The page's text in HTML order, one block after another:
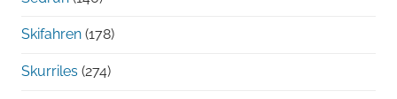
Skifahren (178)
Skurriles (274)